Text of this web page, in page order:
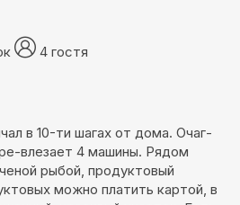
4 гостя
в 10-ти шагах от дома. Очаг-
влезает 4 машины. Рядом
рыбой, продуктовый
можно платить картой, в